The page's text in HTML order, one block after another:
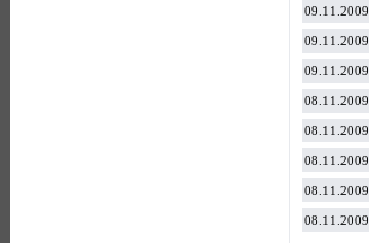
09.11.2009
09.11.2009
09.11.2009
08.11.2009
08.11.2009
08.11.2009
08.11.2009
08.11.2009